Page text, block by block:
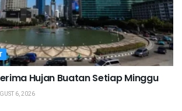
Hujan Buatan Setiap Minggu
6, 2026